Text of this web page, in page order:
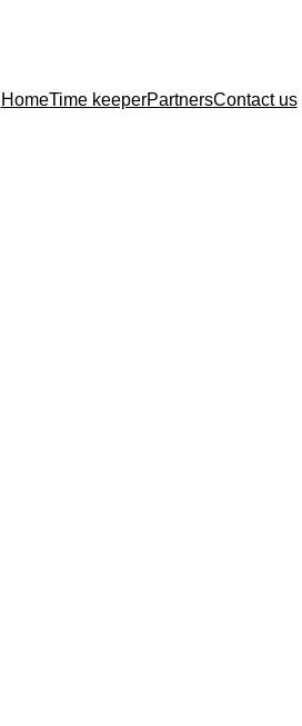
HomeTime keeperPartnersContact us